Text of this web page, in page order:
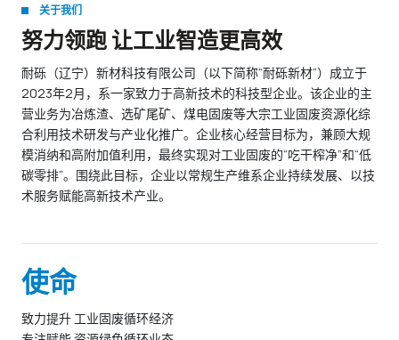
关于我们
努力领跑 让工业智造更高效
耐砾（辽宁）新材科技有限公司（以下简称“耐砾新材”）成立于
2023年2月，系一家致力于高新技术的科技型企业。该企业的主
营业务为冶炼渣、选矿尾矿、煤电固废等大宗工业固废资源化综
合利用技术研发与产业化推广。企业核心经营目标为，兼顾大规
模消纳和高附加值利用，最终实现对工业固废的“吃干榨净”和“低
碳零排”。围绕此目标，企业以常规生产维系企业持续发展、以技
术服务赋能高新技术产业。
使命
致力提升 工业固废循环经济